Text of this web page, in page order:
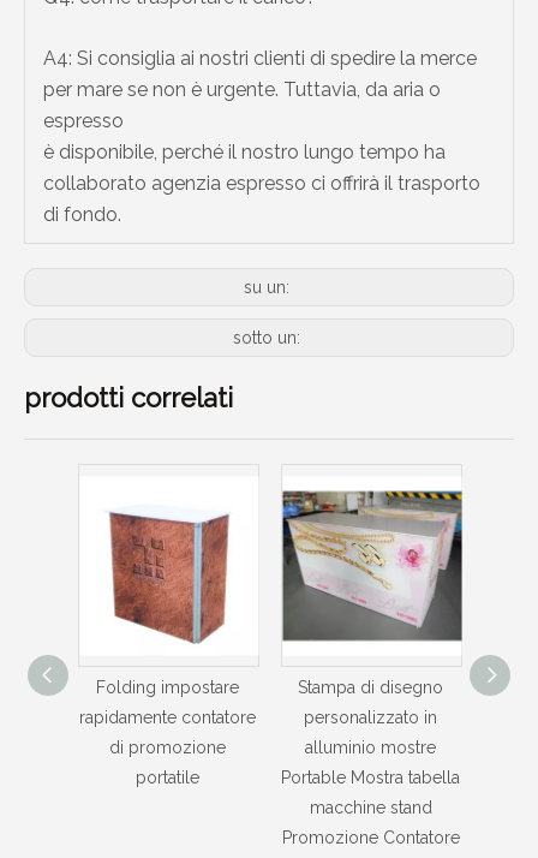
A4: Si consiglia ai nostri clienti di spedire la merce
per mare se non è urgente. Tuttavia, da aria o
espresso
è disponibile, perché il nostro lungo tempo ha
collaborato agenzia espresso ci offrirà il trasporto
di fondo.
su un:
sotto un:
prodotti correlati
Stampa di disegno
personalizzato in
alluminio mostre
Portable Mostra tabella
Alluminio vendite
portatile contatore di
promozione /
Promozione Contatore
Booth